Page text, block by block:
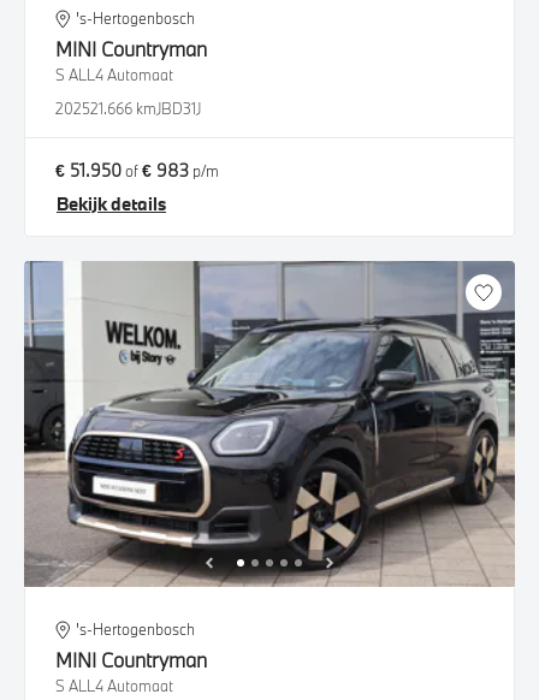
's-Hertogenbosch
MINI Countryman
S ALL4 Automaat
202521.666 kmJBD31J
€ 51.950of€ 983 p/m
Bekijk details
's-Hertogenbosch
MINI Countryman
S ALL4 Automaat